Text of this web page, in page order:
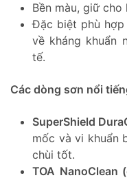
Bền màu, giữ
Đặc biệt phù
về kháng khuẩn
tế.
Các dòng sơn nổi
SuperShield
mốc và vi khuẩn
chùi tốt.
TOA NanoClean